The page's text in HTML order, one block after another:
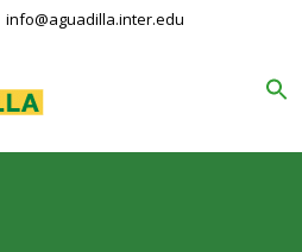
info@aguadilla.inter.edu